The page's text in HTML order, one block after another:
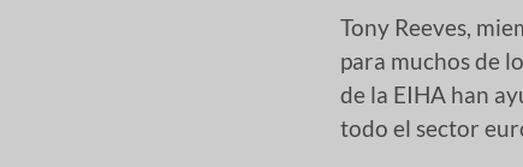
Tony Reeves,
para muchos de
de la EIHA han
todo el sector